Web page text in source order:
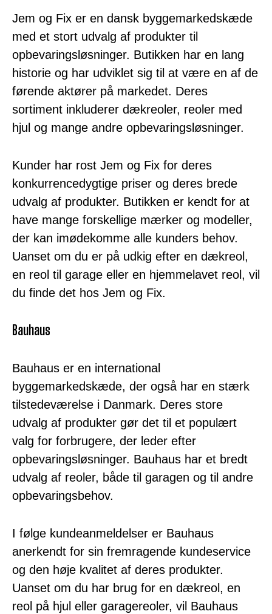
Jem og Fix er en dansk byggemarkedskæde
med et stort udvalg af produkter til
opbevaringsløsninger. Butikken har en lang
historie og har udviklet sig til at være en af de
førende aktører på markedet. Deres
sortiment inkluderer dækreoler, reoler med
hjul og mange andre opbevaringsløsninger.
Kunder har rost Jem og Fix for deres
konkurrencedygtige priser og deres brede
udvalg af produkter. Butikken er kendt for at
have mange forskellige mærker og modeller,
der kan imødekomme alle kunders behov.
Uanset om du er på udkig efter en dækreol,
en reol til garage eller en hjemmelavet reol, vil
du finde det hos Jem og Fix.
Bauhaus
Bauhaus er en international
byggemarkedskæde, der også har en stærk
tilstedeværelse i Danmark. Deres store
udvalg af produkter gør det til et populært
valg for forbrugere, der leder efter
opbevaringsløsninger. Bauhaus har et bredt
udvalg af reoler, både til garagen og til andre
opbevaringsbehov.
I følge kundeanmeldelser er Bauhaus
anerkendt for sin fremragende kundeservice
og den høje kvalitet af deres produkter.
Uanset om du har brug for en dækreol, en
reol på hjul eller garagereoler, vil Bauhaus